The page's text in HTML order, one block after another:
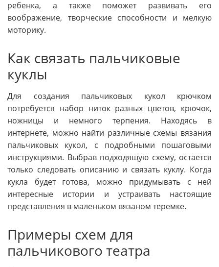
ребенка, а также поможет развивать его
воображение, творческие способности и мелкую
моторику.
Как связать пальчиковые
куклы
Для создания пальчиковых кукол крючком
потребуется набор ниток разных цветов, крючок,
ножницы и немного терпения. Находясь в
интернете, можно найти различные схемы вязания
пальчиковых кукол, с подробными пошаговыми
инструкциями. Выбрав подходящую схему, остается
только следовать описанию и связать куклу. Когда
кукла будет готова, можно придумывать с ней
интересные истории и устраивать настоящие
представления в маленьком вязаном теремке.
Примеры схем для
пальчикового театра